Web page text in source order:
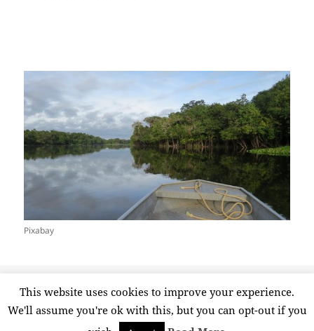
Pixabay
el
Brasil,incendio 4 comentariosen Querida Amazonia
This website uses cookies to improve your experience.
We'll assume you're ok with this, but you can opt-out if you